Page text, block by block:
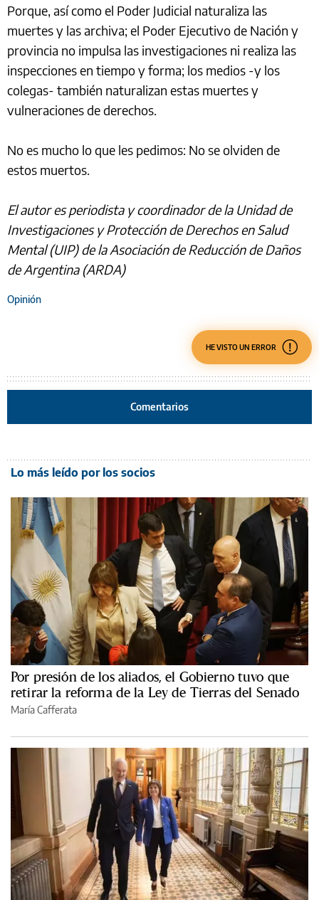
Porque, así como el Poder Judicial naturaliza las
muertes y las archiva; el Poder Ejecutivo de Nación y
provincia no impulsa las investigaciones ni realiza las
inspecciones en tiempo y forma; los medios -y los
colegas- también naturalizan estas muertes y
vulneraciones de derechos.
No es mucho lo que les pedimos: No se olviden de
estos muertos.
El autor es periodista y coordinador de la Unidad de
Investigaciones y Protección de Derechos en Salud
Mental (UIP) de la Asociación de Reducción de Daños
de Argentina (ARDA)
Opinión
HE VISTO UN ERROR
Comentarios
Lo más leído por los socios
Por presión de los aliados, el Gobierno tuvo que
retirar la reforma de la Ley de Tierras del Senado
María Cafferata